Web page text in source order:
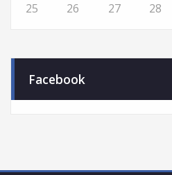
25 26 27 28
Facebook